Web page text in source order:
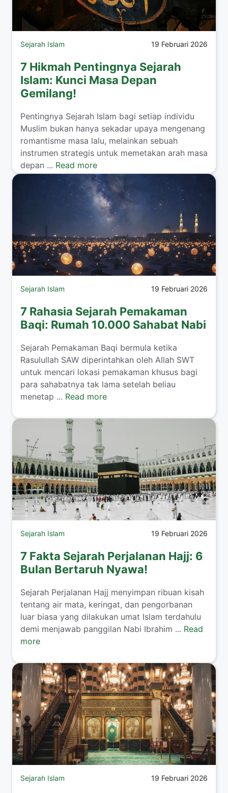
Sejarah Islam 19 Februari 2026
7 Hikmah Pentingnya Sejarah
Islam: Kunci Masa Depan
Gemilang!
Pentingnya Sejarah Islam bagi setiap individu
Muslim bukan hanya sekadar upaya mengenang
romantisme masa lalu, melainkan sebuah
instrumen strategis untuk memetakan arah masa
depan ... Read more
Sejarah Islam 19 Februari 2026
7 Rahasia Sejarah Pemakaman
Baqi: Rumah 10.000 Sahabat Nabi
Sejarah Pemakaman Baqi bermula ketika
Rasulullah SAW diperintahkan oleh Allah SWT
untuk mencari lokasi pemakaman khusus bagi
para sahabatnya tak lama setelah beliau
menetap ... Read more
Sejarah Islam 19 Februari 2026
7 Fakta Sejarah Perjalanan Hajj: 6
Bulan Bertaruh Nyawa!
Sejarah Perjalanan Hajj menyimpan ribuan kisah
tentang air mata, keringat, dan pengorbanan
luar biasa yang dilakukan umat Islam terdahulu
demi menjawab panggilan Nabi Ibrahim ... Read
more
Sejarah Islam 19 Februari 2026